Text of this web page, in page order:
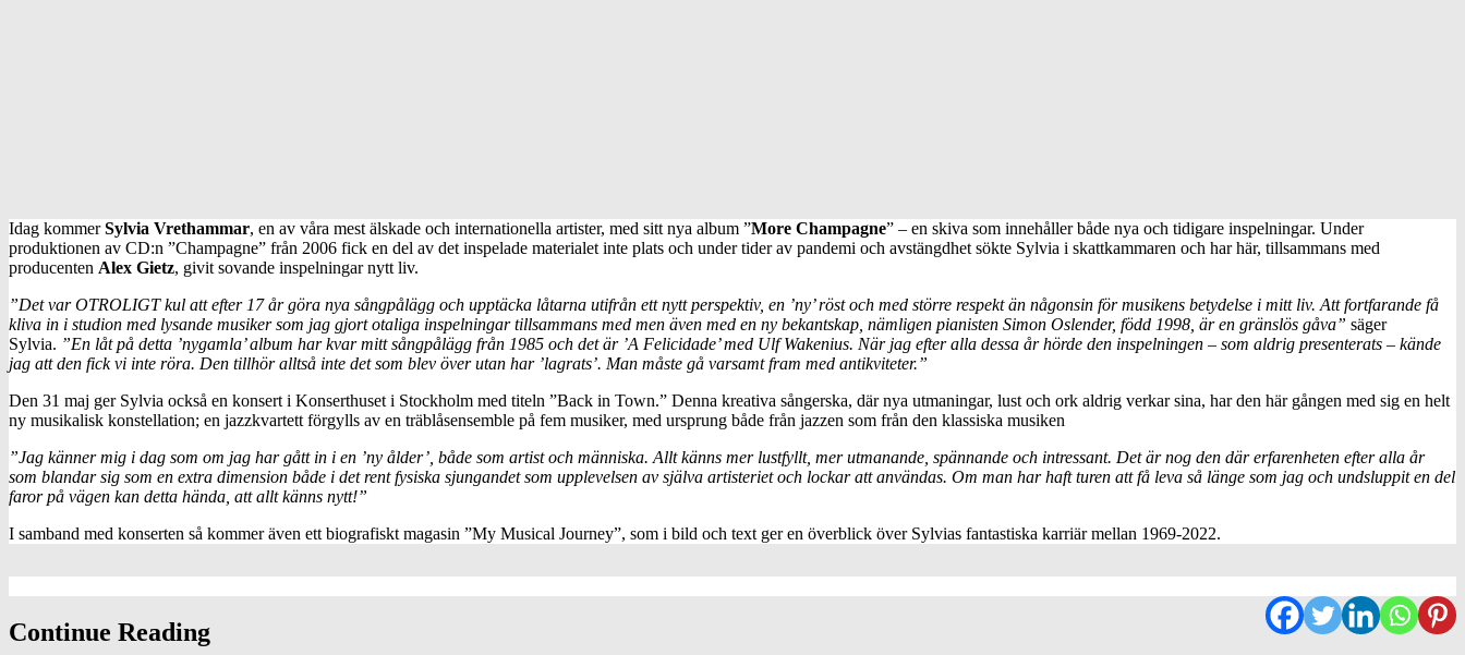
Idag kommerSylvia Vrethammar, en av våra mest älskade och internationella artister, med sitt nya album ”More Champagne” – en skiva som innehåller både nya och tidigare inspelningar. Under
produktionen av CD:n ”Champagne” från 2006 fick en del av det inspelade materialet inte plats och under tider av pandemi och avstängdhet sökte Sylvia i skattkammaren och har här, tillsammans med
producenten Alex Gietz, givit sovande inspelningar nytt liv.
”Det var OTROLIGT kul att efter 17 år göra nya sångpålägg och upptäcka låtarna utifrån ett nytt perspektiv, en ’ny’ röst och med större respekt än någonsin för musikens betydelse i mitt liv. Att fortfarande få
kliva in i studion med lysande musiker som jag gjort otaliga inspelningar tillsammans med men även med en ny bekantskap, nämligen pianisten Simon Oslender, född 1998, är en gränslös gåva” säger
Sylvia. ”En låt på detta ’nygamla’ album har kvar mitt sångpålägg från 1985 och det är ’A Felicidade’ med Ulf Wakenius. När jag efter alla dessa år hörde den inspelningen – som aldrig presenterats – kände
jag att den fick vi inte röra. Den tillhör alltså inte det som blev över utan har ’lagrats’. Man måste gå varsamt fram med antikviteter.”
Den 31 maj ger Sylvia också en konsert i Konserthuset i Stockholm med titeln ”Back in Town.” Denna kreativa sångerska, där nya utmaningar, lust och ork aldrig verkar sina, har den här gången med sig en helt
ny musikalisk konstellation; en jazzkvartett förgylls av en träblåsensemble på fem musiker, med ursprung både från jazzen som från den klassiska musiken
”Jag känner mig i dag som om jag har gått in i en ’ny ålder’, både som artist och människa. Allt känns mer lustfyllt, mer utmanande, spännande och intressant. Det är nog den där erfarenheten efter alla år
som blandar sig som en extra dimension både i det rent fysiska sjungandet som upplevelsen av själva artisteriet och lockar att användas. Om man har haft turen att få leva så länge som jag och undsluppit en del
faror på vägen kan detta hända, att allt känns nytt!”
I samband med konserten så kommer även ett biografiskt magasin ”My Musical Journey”, som i bild och text ger en överblick över Sylvias fantastiska karriär mellan 1969-2022.
Continue Reading